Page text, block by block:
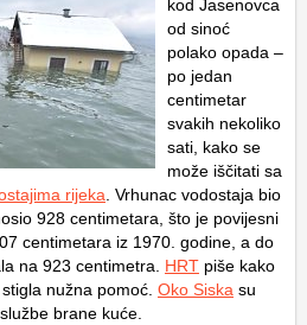
kod Jasenovca
od sinoć
polako opada –
po jedan
centimetar
svakih nekoliko
sati, kako se
može iščitati sa
rijeka. Vrhunac vodostaja bio
928 centimetara, što je povijesni
centimetara iz 1970. godine, a do
na 923 centimetra. HRT piše kako
nužna pomoć. Oko Siska su
brane kuće.